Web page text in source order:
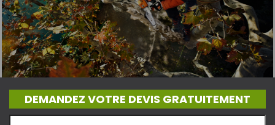
DEMANDEZ VOTRE DEVIS GRATUITEMENT